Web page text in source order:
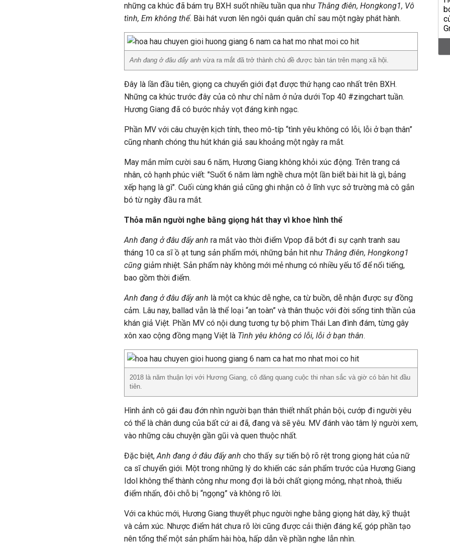
những ca khúc đã bám trụ BXH suốt nhiều tuần qua như Thằng điên, Hongkong1, Vô
tình, Em không thể. Bài hát vươn lên ngôi quán quân chỉ sau một ngày phát hành.
Anh đang ở đâu đấy anh vừa ra mắt đã trở thành chủ đề được bàn tán trên mạng xã hội.
Đây là lần đầu tiên, giọng ca chuyển giới đạt được thứ hạng cao nhất trên BXH.
Những ca khúc trước đây của cô như chỉ nằm ở nửa dưới Top 40 #zingchart tuần.
Hương Giang đã có bước nhảy vọt đáng kinh ngạc.
Phần MV với câu chuyện kịch tính, theo mô-típ “tình yêu không có lỗi, lỗi ở bạn thân”
cũng nhanh chóng thu hút khán giả sau khoảng một ngày ra mắt.
May mắn mỉm cười sau 6 năm, Hương Giang không khỏi xúc động. Trên trang cá
nhân, cô hạnh phúc viết: "Suốt 6 năm làm nghề chưa một lần biết bài hit là gì, bảng
xếp hạng là gì". Cuối cùng khán giả cũng ghi nhận cô ở lĩnh vực sở trường mà cô gắn
bó từ ngày đầu ra mắt.
Thỏa mãn người nghe bằng giọng hát thay vì khoe hình thể
Anh đang ở đâu đấy anh ra mắt vào thời điểm Vpop đã bớt đi sự cạnh tranh sau
tháng 10 ca sĩ ồ ạt tung sản phẩm mới, những bản hit như Thằng điên, Hongkong1
cũng giảm nhiệt. Sản phẩm này không mới mẻ nhưng có nhiều yếu tố để nổi tiếng,
bao gồm thời điểm.
Anh đang ở đâu đấy anh là một ca khúc dễ nghe, ca từ buồn, dễ nhận được sự đồng
cảm. Lâu nay, ballad vẫn là thể loại “an toàn” và thân thuộc với đời sống tinh thần của
khán giả Việt. Phần MV có nội dung tương tự bộ phim Thái Lan đình đám, từng gây
xôn xao cộng đồng mạng Việt là Tình yêu không có lỗi, lỗi ở bạn thân.
2018 là năm thuận lợi với Hương Giang, cô đăng quang cuộc thi nhan sắc và giờ có bản hit đầu
tiên.
Hình ảnh cô gái đau đớn nhìn người bạn thân thiết nhất phản bội, cướp đi người yêu
có thể là chân dung của bất cứ ai đã, đang và sẽ yêu. MV đánh vào tâm lý người xem,
vào những câu chuyện gần gũi và quen thuộc nhất.
Đặc biệt,Anh đang ở đâu đấy anh cho thấy sự tiến bộ rõ rệt trong giọng hát của nữ
ca sĩ chuyển giới. Một trong những lý do khiến các sản phẩm trước của Hương Giang
Idol không thể thành công như mong đợi là bởi chất giọng mỏng, nhạt nhoà, thiếu
điểm nhấn, đôi chỗ bị “ngọng” và không rõ lời.
Với ca khúc mới, Hương Giang thuyết phục người nghe bằng giọng hát dày, kỹ thuật
và cảm xúc. Nhược điểm hát chưa rõ lời cũng được cải thiện đáng kể, góp phần tạo
nên tổng thể một sản phẩm hài hòa, hấp dẫn về phần nghe lẫn nhìn.